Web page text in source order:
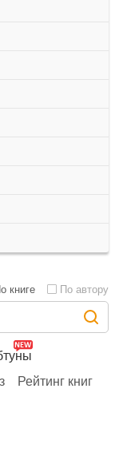
Рейтинг книг
книге По автору